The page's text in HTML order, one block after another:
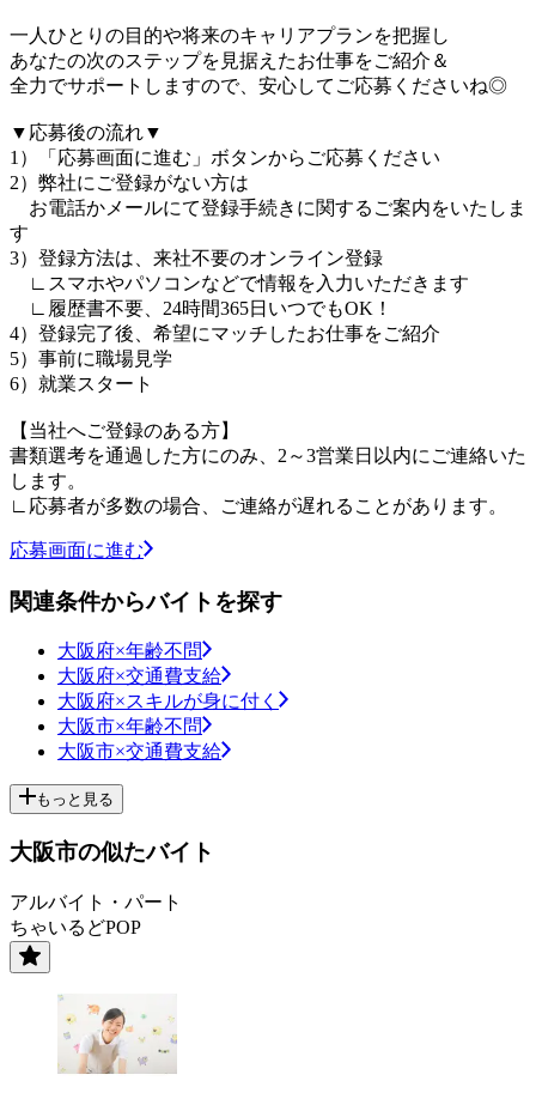
一人ひとりの目的や将来のキャリアプランを把握し
あなたの次のステップを見据えたお仕事をご紹介＆
全力でサポートしますので、安心してご応募くださいね◎
▼応募後の流れ▼
1）「応募画面に進む」ボタンからご応募ください
2）弊社にご登録がない方は
お電話かメールにて登録手続きに関するご案内をいたしま
す
3）登録方法は、来社不要のオンライン登録
∟スマホやパソコンなどで情報を入力いただきます
∟履歴書不要、24時間365日いつでもOK！
4）登録完了後、希望にマッチしたお仕事をご紹介
5）事前に職場見学
6）就業スタート
【当社へご登録のある方】
書類選考を通過した方にのみ、2～3営業日以内にご連絡いた
します。
∟応募者が多数の場合、ご連絡が遅れることがあります。
応募画面に進む
関連条件からバイトを探す
大阪府×年齢不問
大阪府×交通費支給
大阪府×スキルが身に付く
大阪市×年齢不問
大阪市×交通費支給
もっと見る
大阪市の似たバイト
アルバイト・パート
ちゃいるどPOP